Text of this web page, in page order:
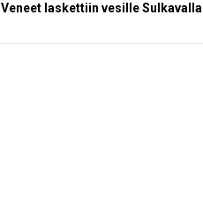
Veneet laskettiin vesille Sulkavalla